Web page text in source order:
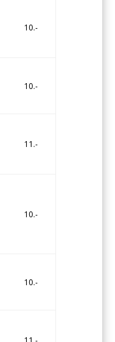
10.-
10.-
11.-
10.-
10.-
11.-